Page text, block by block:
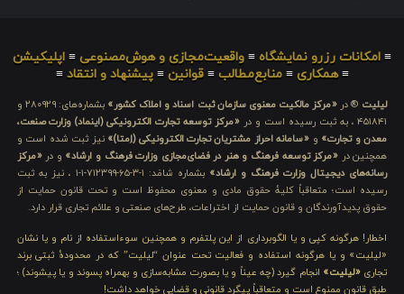
≡ امکانات رزرو نمایشگاه ≡ واقعیت‌مجازی و هوش‌مصنوعی ≡ اپلیکیشن
≡همکاری ≡منابع‌مطالب ≡قوانین ≡پیشنهاد و انتقاد ≡
لیلیت ® در «مرکز مالکیت معنوی سازمان ثبت اسناد و املاک کشور»
بشماره‌های: ۲۸۰۹۲۹ و
۴۵۱۸۴۱ ، به ثبت رسیده است و در
«مرکز توسعه تجارت الکترونیکی (اینماد) وزارت صنعت،
معدن و تجارت» و «سامانه احراز مشتریان تجارت الکترونیکی (اِمتا)» نیز ثبت شده است و
همچنین در «مرکز توسعه فرهنگ و هنر در فضای‌مجازی وزارت فرهنگ و ارشاد» و در«مرکز
رسانه‌های دیجیتال وزارت فرهنگ و ارشاد»
بشماره شامَد: ۱-۳-۶۵-۷۱۲۳۹۹-۱-۱ ، نیز به ثبت
رسیده است؛ متعاقباً کلیهٔ حقوق مادی و معنوی محفوظ است و تحت قانون حمایت از
حقوق پدیدآورندگان و قانون حمایت از اختراعات، طرح‌های صنعتی و علائم تجاری قرار دارد.
اخطار! هرگونه کپی و یا الگوبرداری از این پلتفرم و همچنین سوءاستفاده از نام و یا نشان
«لیلیت» و یا هرگونه استفاده و فعالیت تحت عنوان “لیلیت” که در محدودهٔ ثبتی برند
تجاری «لیلیت» انجام گیرد (چه عیناً و یا بصورت مشابه‌سازی و بهمراه پسوند و یا پیشوند) ؛
طبق قانون ممنوع است و متعاقباً پیگرد قانونی و قضایی خواهد داشت!